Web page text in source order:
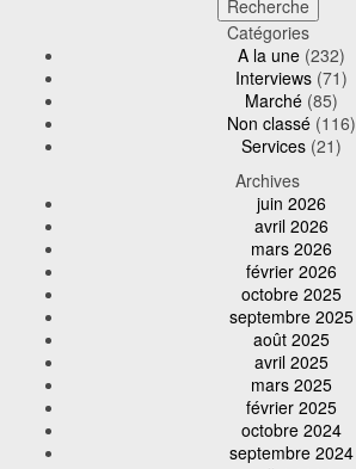
Catégories
A la une (232)
Interviews (71)
Marché (85)
Non classé (116)
Services (21)
Archives
juin 2026
avril 2026
mars 2026
février 2026
octobre 2025
septembre 2025
août 2025
avril 2025
mars 2025
février 2025
octobre 2024
septembre 2024